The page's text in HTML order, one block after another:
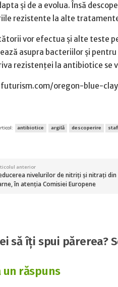
și de a evolua. Însă
rezistente la alte
vor efectua și alte teste
asupra bacteriilor și
rezistenței la antibiotice se
futurism.com/oregon-blue-
antibiotice argilă descoperire
anterior
nivelurilor de nitriți și nitrați din
în atenția Comisiei Europene
să îți spui părerea?
un răspuns